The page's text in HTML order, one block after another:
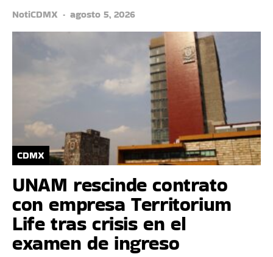
NotiCDMX
agosto 5, 2026
CDMX
UNAM rescinde contrato
con empresa Territorium
Life tras crisis en el
examen de ingreso